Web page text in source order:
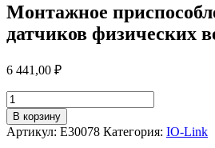
Монтажное
датчиков физических
6 441,00 ₽
Количество
товара
Монтажное
приспособление
В корзину
Артикул: E30078 Категория: IO-Link